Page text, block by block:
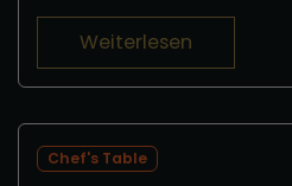
Weiterlesen
Chef's Table